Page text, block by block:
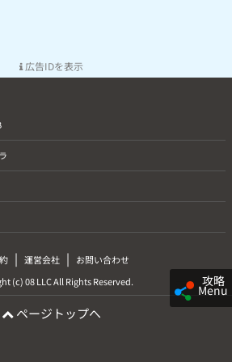
攻略
Menu
広告IDを表示
| 運営会社 |
お問い合わせ
(c) 08 LLC All Rights Reserved.
ページトップへ